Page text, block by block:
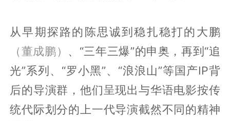
从早期探路的陈思诚到稳扎稳打的大鹏
（董成鹏） 、“三年三爆”的申奥，再到“追
光”系列、“罗小黑”、“浪浪山”等国产IP背
后的导演群，他们呈现出与华语电影按传
统代际划分的上一代导演截然不同的精神